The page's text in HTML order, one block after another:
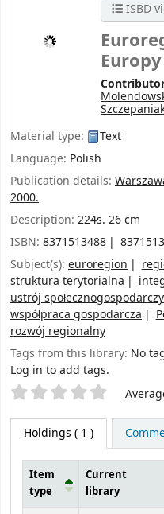
ISBD
Material type:
Text
Language: Polish
Publication details:
2000.
Description: 224s. 26 cm
ISBN: 8371513488
Subject(s): euroregion
struktura terytorialna
ustrój społecznogospodarczy
współpraca gospodarcza
rozwój regionalny
Tags from this library: No
Log in to add tags.
Star ratings
Holdings ( 1 )
Item
type
Current
library